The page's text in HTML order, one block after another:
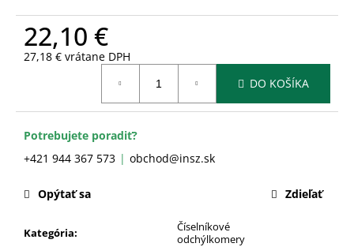
22,10 €
27,18 € vrátane DPH
DO KOŠÍKA
Potrebujete poradiť?
+421 944 367 573
obchod@insz.sk
Kategória:
Číselníkové
odchýlkomery
Opýtať sa Zdieľať
a
m